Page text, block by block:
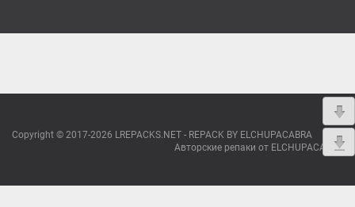
Copyright © 2017-2026 LREPACKS.NET - REPACK BY ELCHUPACABRA
Авторские репаки от ELCHUPACABRA